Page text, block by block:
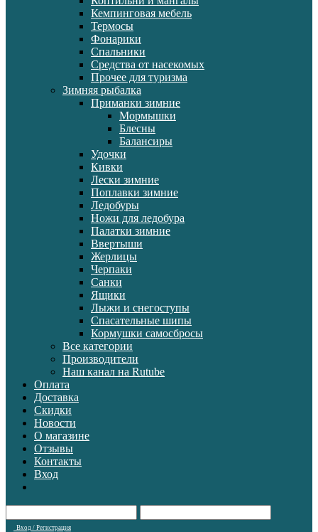
Кемпинговая мебель
Термосы
Фонарики
Спальники
Средства от насекомых
Прочее для туризма
Зимняя рыбалка
Приманки зимние
Мормышки
Блесны
Балансиры
Удочки
Кивки
Лески зимние
Поплавки зимние
Ледобуры
Ножи для ледобура
Палатки зимние
Ввертыши
Жерлицы
Черпаки
Санки
Ящики
Лыжи и снегоступы
Спасательные шипы
Кормушки самосбросы
Все категории
Производители
Наш канал на Rutube
Оплата
Доставка
Скидки
Новости
О магазине
Отзывы
Контакты
Вход
Вход / Регистрация